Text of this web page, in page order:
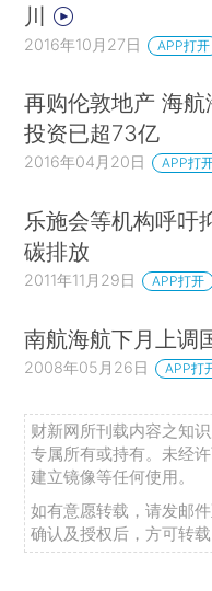
川
2016年10月27日 APP打开
再购伦敦地产 海航
投资已超73亿
2016年04月20日 APP打
乐施会等机构呼吁
碳排放
2011年11月29日 APP打开
南航海航下月上调
2008年05月26日 APP打
财新网所刊载内容之知
专属所有或持有。未经
建立镜像等任何使用。
如有意愿转载，请发邮
确认及授权后，方可转载